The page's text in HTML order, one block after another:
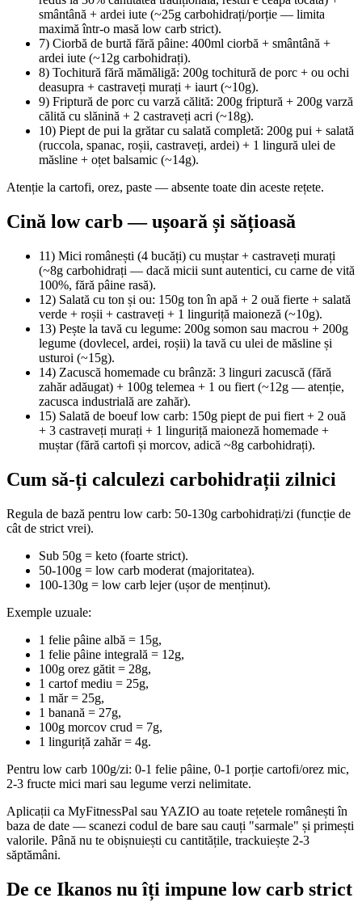
smântână + ardei iute (~25g carbohidrați/porție — limita
maximă într-o masă low carb strict).
7) Ciorbă de burtă fără pâine: 400ml ciorbă + smântână +
ardei iute (~12g carbohidrați).
8) Tochitură fără mămăligă: 200g tochitură de porc + ou ochi
deasupra + castraveți murați + iaurt (~10g).
9) Friptură de porc cu varză călită: 200g friptură + 200g varză
călită cu slănină + 2 castraveți acri (~18g).
10) Piept de pui la grătar cu salată completă: 200g pui + salată
(ruccola, spanac, roșii, castraveți, ardei) + 1 lingură ulei de
măsline + oțet balsamic (~14g).
Atenție la cartofi, orez, paste — absente toate din aceste rețete.
Cină low carb — ușoară și sățioasă
11) Mici românești (4 bucăți) cu muștar + castraveți murați
(~8g carbohidrați — dacă micii sunt autentici, cu carne de vită
100%, fără pâine rasă).
12) Salată cu ton și ou: 150g ton în apă + 2 ouă fierte + salată
verde + roșii + castraveți + 1 linguriță maioneză (~10g).
13) Pește la tavă cu legume: 200g somon sau macrou + 200g
legume (dovlecel, ardei, roșii) la tavă cu ulei de măsline și
usturoi (~15g).
14) Zacuscă homemade cu brânză: 3 linguri zacuscă (fără
zahăr adăugat) + 100g telemea + 1 ou fiert (~12g — atenție,
zacusca industrială are zahăr).
15) Salată de boeuf low carb: 150g piept de pui fiert + 2 ouă
+ 3 castraveți murați + 1 linguriță maioneză homemade +
muștar (fără cartofi și morcov, adică ~8g carbohidrați).
Cum să-ți calculezi carbohidrații zilnici
Regula de bază pentru low carb: 50-130g carbohidrați/zi (funcție de
cât de strict vrei).
Sub 50g = keto (foarte strict).
50-100g = low carb moderat (majoritatea).
100-130g = low carb lejer (ușor de menținut).
Exemple uzuale:
1 felie pâine albă = 15g,
1 felie pâine integrală = 12g,
100g orez gătit = 28g,
1 cartof mediu = 25g,
1 măr = 25g,
1 banană = 27g,
100g morcov crud = 7g,
1 linguriță zahăr = 4g.
Pentru low carb 100g/zi: 0-1 felie pâine, 0-1 porție cartofi/orez mic,
2-3 fructe mici mari sau legume verzi nelimitate.
Aplicații ca MyFitnessPal sau YAZIO au toate rețetele românești în
baza de date — scanezi codul de bare sau cauți "sarmale" și primești
valorile. Până nu te obișnuiești cu cantitățile, trackuiește 2-3
săptămâni.
De ce Ikanos nu îți impune low carb strict